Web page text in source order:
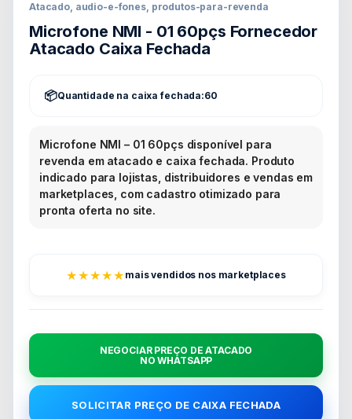
Atacado, audio-e-fones, produtos-para-revenda
Microfone NMI - 01 60pçs Fornecedor
Atacado Caixa Fechada
Quantidade na caixa fechada:60
Microfone NMI – 01 60pçs disponível para
revenda em atacado e caixa fechada. Produto
indicado para lojistas, distribuidores e vendas em
marketplaces, com cadastro otimizado para
pronta oferta no site.
★★★★★ mais vendidos nos marketplaces
NEGOCIAR PREÇO DE ATACADO
NO WHATSAPP
SOLICITAR PREÇO DE CAIXA FECHADA